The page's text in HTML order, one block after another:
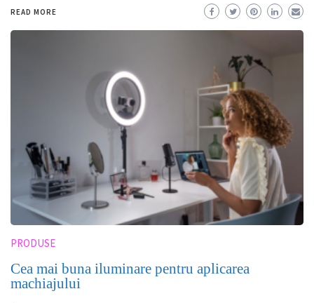
READ MORE
PRODUSE
Cea mai buna iluminare pentru aplicarea
machiajului